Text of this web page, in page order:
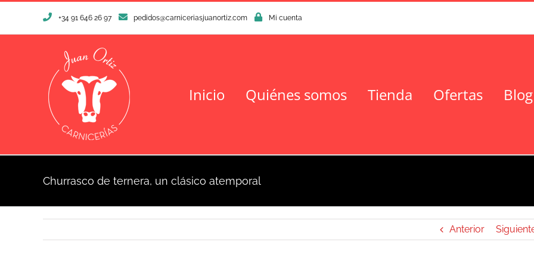
contenido
+34 91 646 26 97 pedidos@carniceriasjuanortiz.com Mi cuenta
Inicio Quiénes somos Tienda Ofertas Blog
Churrasco de ternera, un clásico atemporal
Anterior